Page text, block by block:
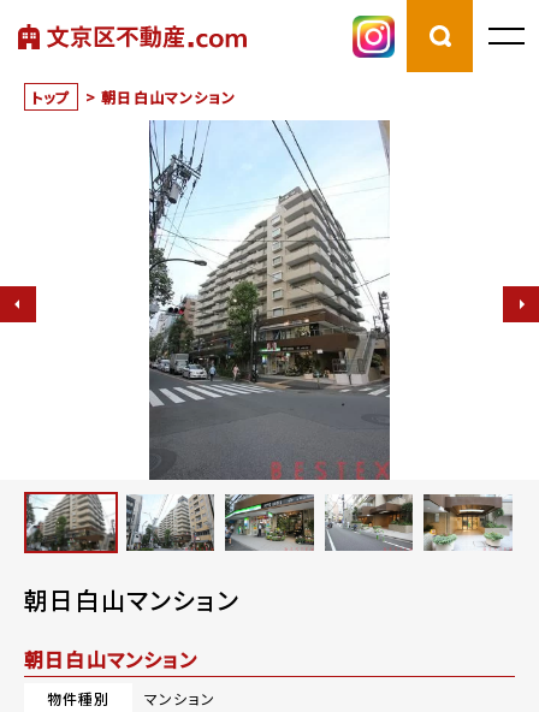
トップ > 朝日白山マンション
朝日白山マンション
朝日白山マンション
物件種別
マンション